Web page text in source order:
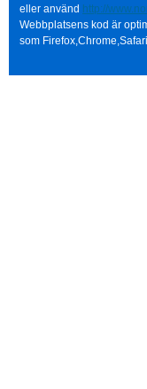
eller använd http://
Webbplatsens kod är
som